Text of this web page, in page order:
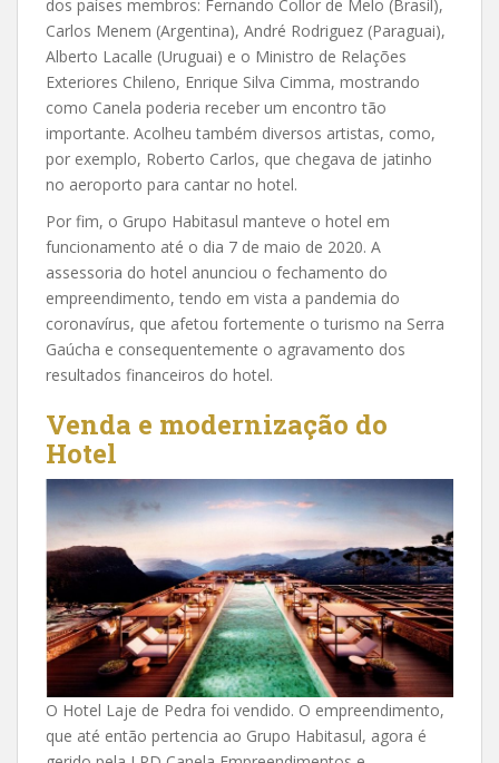
dos países membros: Fernando Collor de Melo (Brasil),
Carlos Menem (Argentina), André Rodriguez (Paraguai),
Alberto Lacalle (Uruguai) e o Ministro de Relações
Exteriores Chileno, Enrique Silva Cimma, mostrando
como Canela poderia receber um encontro tão
importante. Acolheu também diversos artistas, como,
por exemplo, Roberto Carlos, que chegava de jatinho
no aeroporto para cantar no hotel.
Por fim, o Grupo Habitasul manteve o hotel em
funcionamento até o dia 7 de maio de 2020. A
assessoria do hotel anunciou o fechamento do
empreendimento, tendo em vista a pandemia do
coronavírus, que afetou fortemente o turismo na Serra
Gaúcha e consequentemente o agravamento dos
resultados financeiros do hotel.
Venda e modernização do
Hotel
O Hotel Laje de Pedra foi vendido. O empreendimento,
que até então pertencia ao Grupo Habitasul, agora é